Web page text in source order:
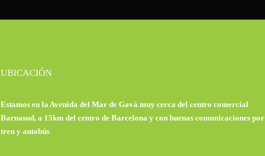
UBICACIÓN
Estamos en la Avenida del Mar de Gavá muy cerca del centro comercial
Barnasud, a 15km del centro de Barcelona y con buenas comunicaciones por
tren y autobús